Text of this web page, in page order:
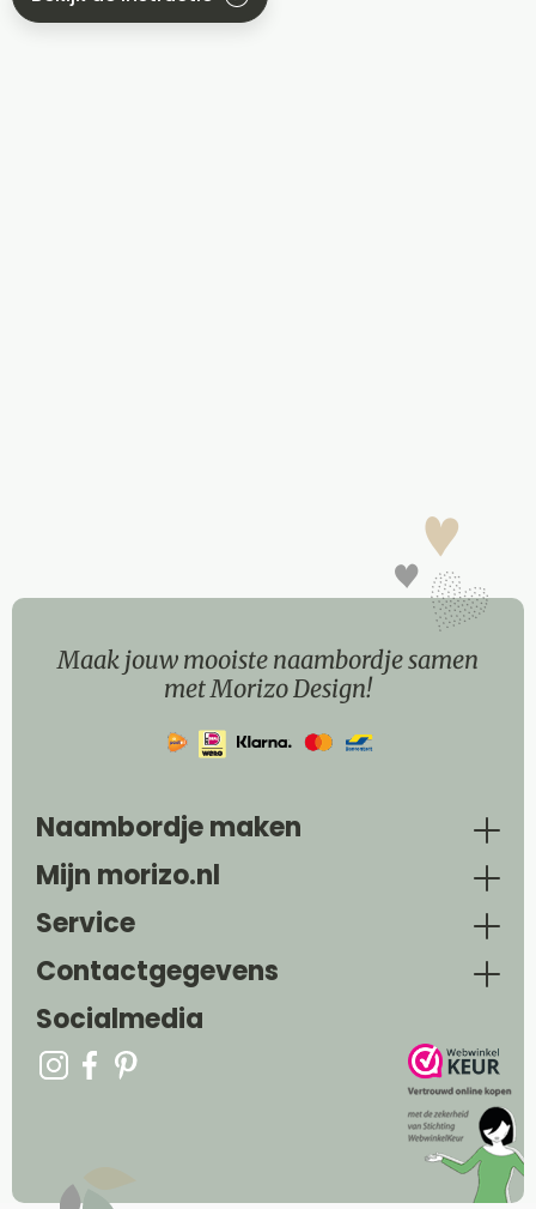
Maak jouw mooiste naambordje samen
met Morizo Design!
Naambordje maken
Mijn morizo.nl
Service
Contactgegevens
Socialmedia